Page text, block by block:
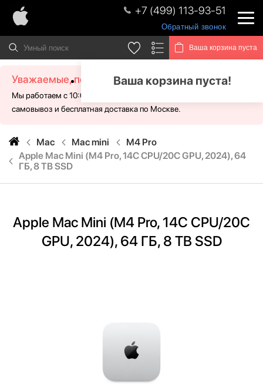
+7 (499) 113-93-51
Обратный звонок
Ваша корзина пуста
Ваша корзина пуста!
Уважаемые, посетители!
Мы работаем с 10:00 - 21:00 без выходных. Для Вас доступен
самовывоз и бесплатная доставка по Москве.
Mac Mac mini
M4 Pro
Apple Mac Mini (M4 Pro, 14C CPU/20C GPU, 2024), 64
ГБ, 8 TB SSD
Apple Mac Mini (M4 Pro, 14C CPU/20C
GPU, 2024), 64 ГБ, 8 TB SSD